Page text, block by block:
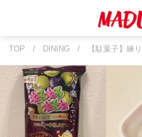
TOP / DINING / 【駄菓子】練